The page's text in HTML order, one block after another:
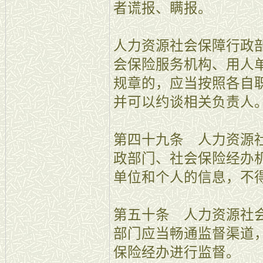
者谎报、瞒报。
人力资源社会保障行政
会保险服务机构、用人
规章的，应当按照各自
并可以约谈相关负责人
第四十九条 人力资源
政部门、社会保险经办
单位和个人的信息，不
第五十条 人力资源社
部门应当畅通监督渠道
保险经办进行监督。